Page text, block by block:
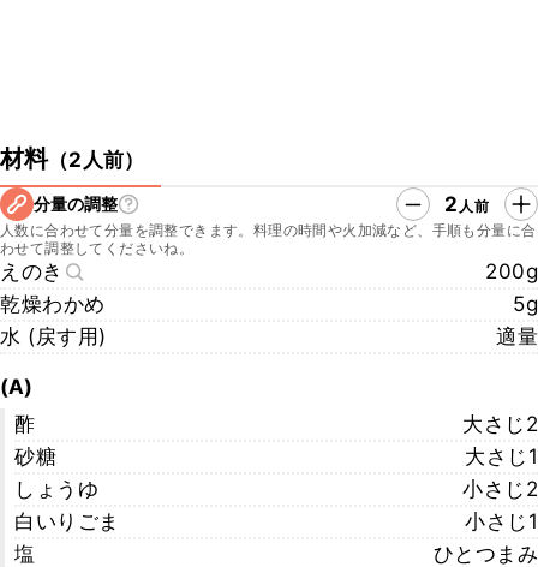
材料（2人前）
分量の調整 2 人前
人数に合わせて分量を調整できます。料理の時間や火加減など、手順も分量に合
わせて調整してくださいね。
えのき
200g
乾燥わかめ
5g
水 (戻す用)
適量
(A)
酢
大さじ2
砂糖
大さじ1
しょうゆ
小さじ2
白いりごま
小さじ1
塩
ひとつまみ